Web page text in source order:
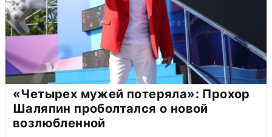
«Четырех мужей потеряла»: Прохор
Шаляпин проболтался о новой
возлюбленной